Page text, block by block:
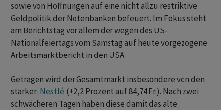
sowie von Hoffnungen auf eine nicht allzu restriktive
Geldpolitik der Notenbanken befeuert. Im Fokus steht
am Berichtstag vor allem der wegen des US-
Nationalfeiertags vom Samstag auf heute vorgezogene
Arbeitsmarktbericht in den USA.
Getragen wird der Gesamtmarkt insbesondere von den
starken Nestlé (+2,2 Prozent auf 84,74 Fr.). Nach zwei
schwächeren Tagen haben diese damit das alte